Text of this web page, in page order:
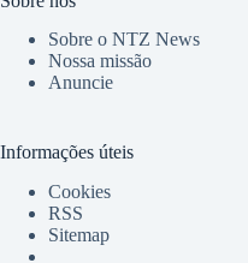
Sobre o NTZ News
Nossa missão
Anuncie
Informações úteis
Cookies
RSS
Sitemap